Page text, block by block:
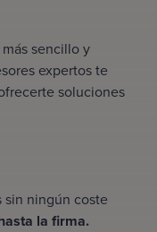
más sencillo y
expertoste
soluciones
sin ningún coste
la firma.